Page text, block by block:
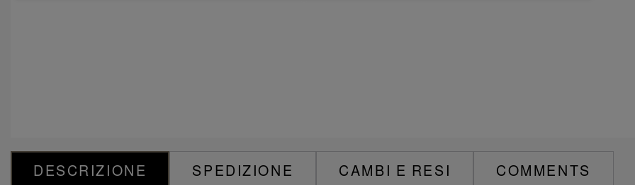
DESCRIZIONE SPEDIZIONE CAMBI E RESI COMMENTS